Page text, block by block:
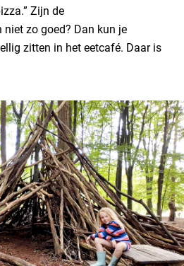
Zijn de
zo goed? Dan kun je
zitten in het eetcafé. Daar is